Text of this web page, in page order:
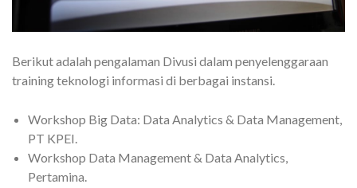
Berikut adalah pengalaman Divusi dalam penyelenggaraan
training teknologi informasi di berbagai instansi.
Workshop Big Data: Data Analytics & Data Management,
PT KPEI.
Workshop Data Management & Data Analytics,
Pertamina.